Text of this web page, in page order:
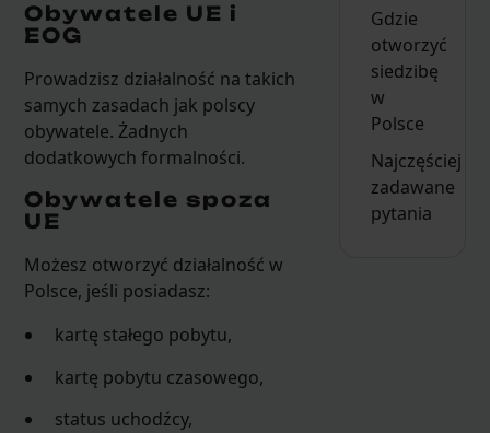
Obywatele UE i
EOG
Prowadzisz działalność na takich
samych zasadach jak polscy
obywatele. Żadnych
dodatkowych formalności.
Obywatele spoza
UE
Możesz otworzyć działalność w
Polsce, jeśli posiadasz:
kartę stałego pobytu,
kartę pobytu czasowego,
status uchodźcy,
Gdzie
otworzyć
siedzibę
w
Polsce
Najczęściej
zadawane
pytania